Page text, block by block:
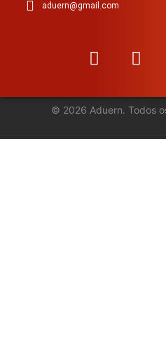
aduern@gmail.com
© 2026 Aduern. Todos